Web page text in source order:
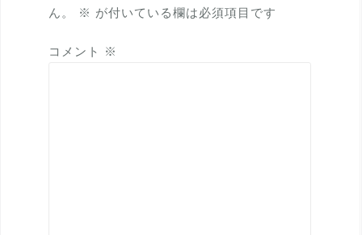
ん。
※ が付いている欄は必須項目です
コメント ※